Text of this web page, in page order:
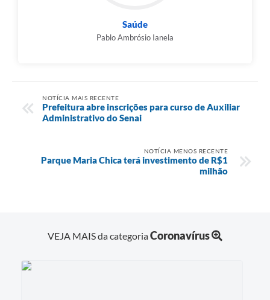
Saúde
Pablo Ambrósio Ianela
NOTÍCIA MAIS RECENTE
Prefeitura abre inscrições para curso de Auxiliar
Administrativo do Senai
NOTÍCIA MENOS RECENTE
Parque Maria Chica terá investimento de R$1
milhão
VEJA MAIS da categoriaCoronavírus